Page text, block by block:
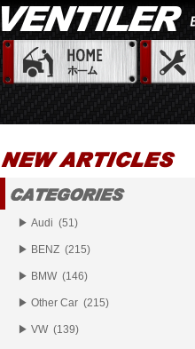
▶ Audi (51)
▶ BENZ (215)
▶ BMW (146)
▶ Other Car (215)
▶ VW (139)